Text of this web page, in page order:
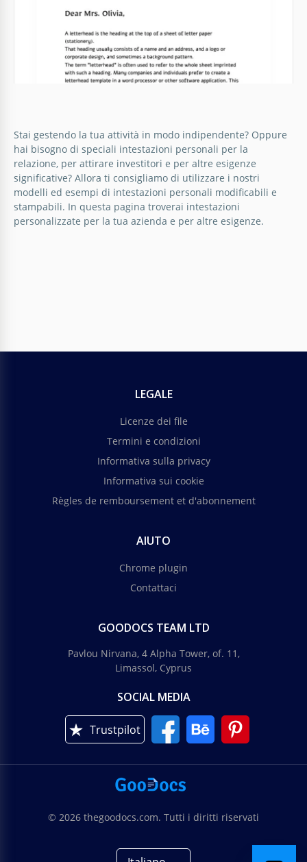
L'eleganza di questa carta intestata è imbattibile. Lo
sfondo semplice ha un colore splendido, mentre i
caratteri che abbiamo aggiunto al modello sono
semplicemente i migliori.
Google Docs
Il nostro modello di intestazione gratuita e pronta
Stai gestendo la tua attività in modo indipendente? Oppure
hai bisogno di speciali intestazioni personali per la
relazione, per attirare investitori e per altre esigenze
significative? Allora ti consigliamo di utilizzare i nostri
modelli ed esempi di intestazioni personali modificabili e
stampabili. In questa pagina troverai intestazioni
personalizzate per la tua azienda e per altre esigenze.
LEGALE
Licenze dei file
Termini e condizioni
Informativa sulla privacy
Informativa sui cookie
Règles de remboursement et d'abonnement
AIUTO
Chrome plugin
Contattaci
GOODOCS TEAM LTD
Pavlou Nirvana, 4 Alpha Tower, of. 11,
Limassol, Cyprus
SOCIAL MEDIA
Trustpilot
© 2026 thegoodocs.com. Tutti i diritti riservati